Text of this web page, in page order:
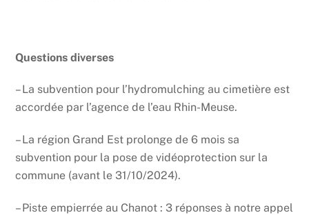
Questions diverses
– La subvention pour l’hydromulching au cimetière est
accordée par l’agence de l’eau Rhin-Meuse.
– La région Grand Est prolonge de 6 mois sa
subvention pour la pose de vidéoprotection sur la
commune (avant le 31/10/2024).
– Piste empierrée au Chanot : 3 réponses à notre appel